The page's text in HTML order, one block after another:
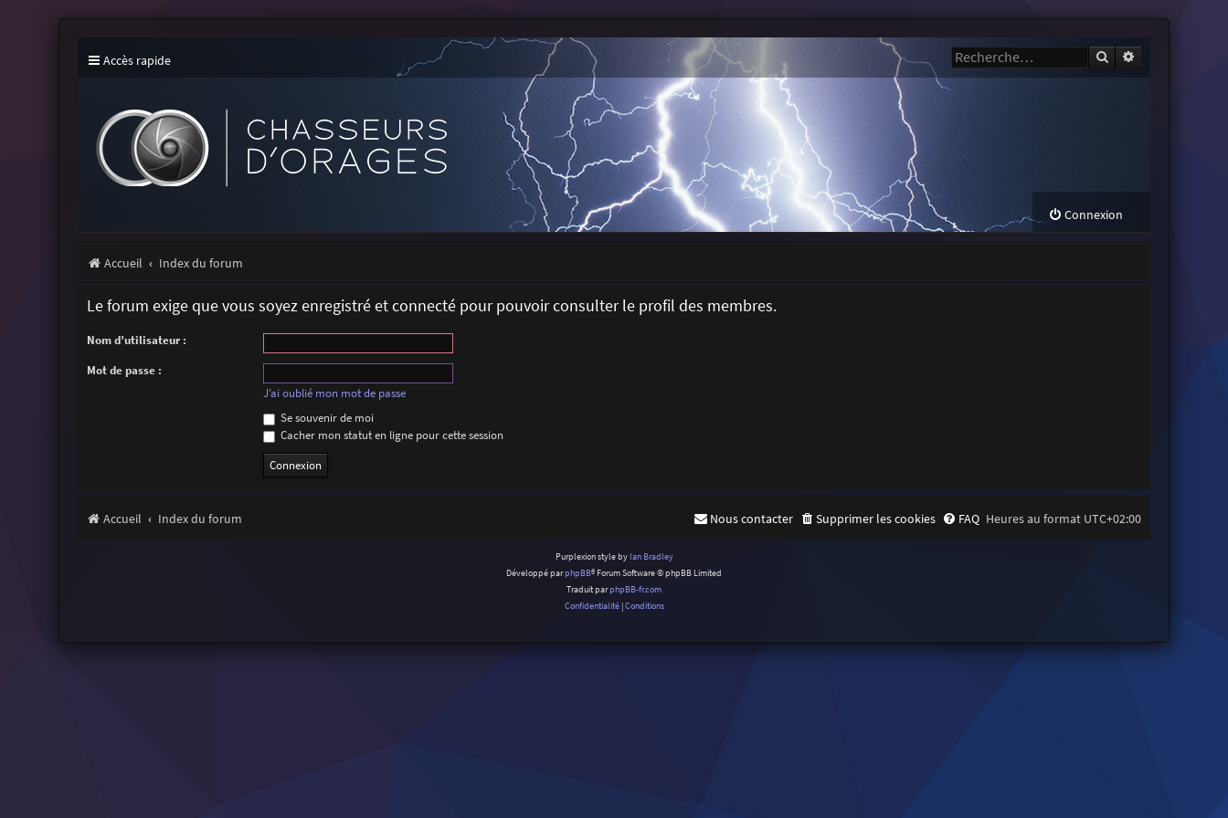
Accès rapide Rechercher
Connexion
Accueil Index du forum
Le forum exige que vous soyez enregistré et connecté pour pouvoir consulter le profil des membres.
Nom d’utilisateur :
Mot de passe :
J’ai oublié mon mot de passe
Se souvenir de moi
Cacher mon statut en ligne pour cette session
Accueil Index du forum Heures au format UTC+02:00
FAQ
Supprimer les cookies
Nous contacter
Purplexion style by Ian Bradley
Développé parphpBB® Forum Software © phpBB Limited
Traduit parphpBB-fr.com
Confidentialité|Conditions